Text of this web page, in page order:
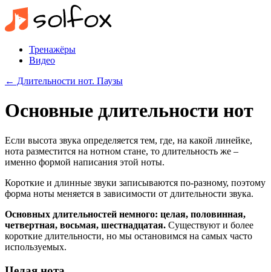
Тренажёры
Видео
← Длительности нот. Паузы
Основные длительности нот
Если высота звука определяется тем, где, на какой линейке,
нота разместится на нотном стане, то длительность же –
именно формой написания этой ноты.
Короткие и длинные звуки записываются по-разному, поэтому
форма ноты меняется в зависимости от длительности звука.
Основных длительностей немного: целая, половинная,
четвертная, восьмая, шестнадцатая. Существуют и более
короткие длительности, но мы остановимся на самых часто
используемых.